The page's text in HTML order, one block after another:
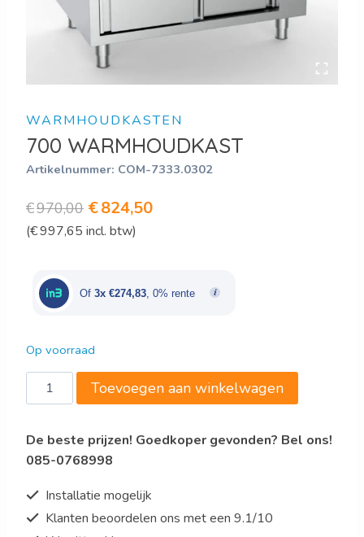
WARMHOUDKASTEN
700 WARMHOUDKAST
Artikelnummer: COM-7333.0302
€970,00 Oorspronkelijke
prijs
€970,00.
€824,50Huidige
€824,50.
(€997,65 incl. btw)
Of 3x €274,83 , 0% rente
Op voorraad
700
WARMHOUDKAST
Toevoegen aan winkelwagen
De beste prijzen! Goedkoper gevonden? Bel ons!
085-0768998
Installatie mogelijk
Klanten beoordelen ons met een 9.1/10